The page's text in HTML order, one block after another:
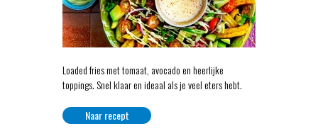
Loaded fries met tomaat, avocado en heerlijke
toppings. Snel klaar en ideaal als je veel eters hebt.
Naar recept